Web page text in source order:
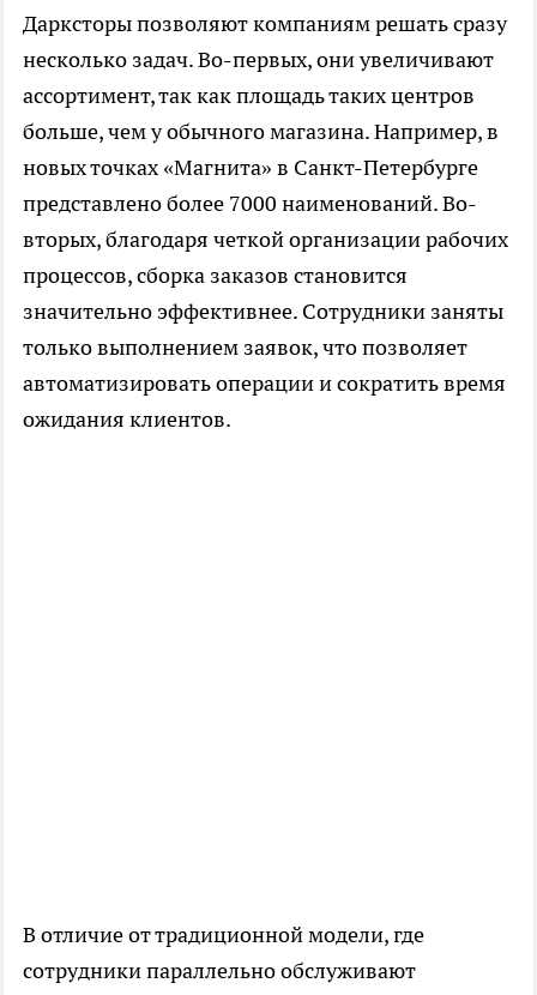
Дарксторы позволяют компаниям решать сразу
несколько задач. Во-первых, они увеличивают
ассортимент, так как площадь таких центров
больше, чем у обычного магазина. Например, в
новых точках «Магнита» в Санкт-Петербурге
представлено более 7000 наименований. Во-
вторых, благодаря четкой организации рабочих
процессов, сборка заказов становится
значительно эффективнее. Сотрудники заняты
только выполнением заявок, что позволяет
автоматизировать операции и сократить время
ожидания клиентов.
В отличие от традиционной модели, где
сотрудники параллельно обслуживают